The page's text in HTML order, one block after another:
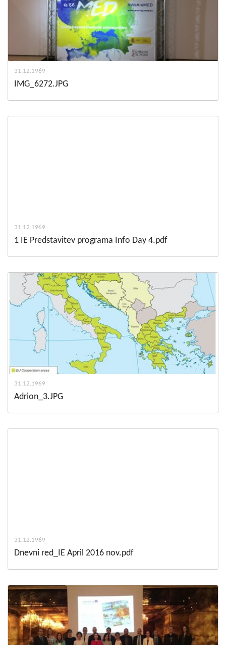
31.12.1969
IMG_6272.JPG
31.12.1969
1 IE Predstavitev programa Info Day 4.pdf
31.12.1969
Adrion_3.JPG
31.12.1969
Dnevni red_IE April 2016 nov.pdf